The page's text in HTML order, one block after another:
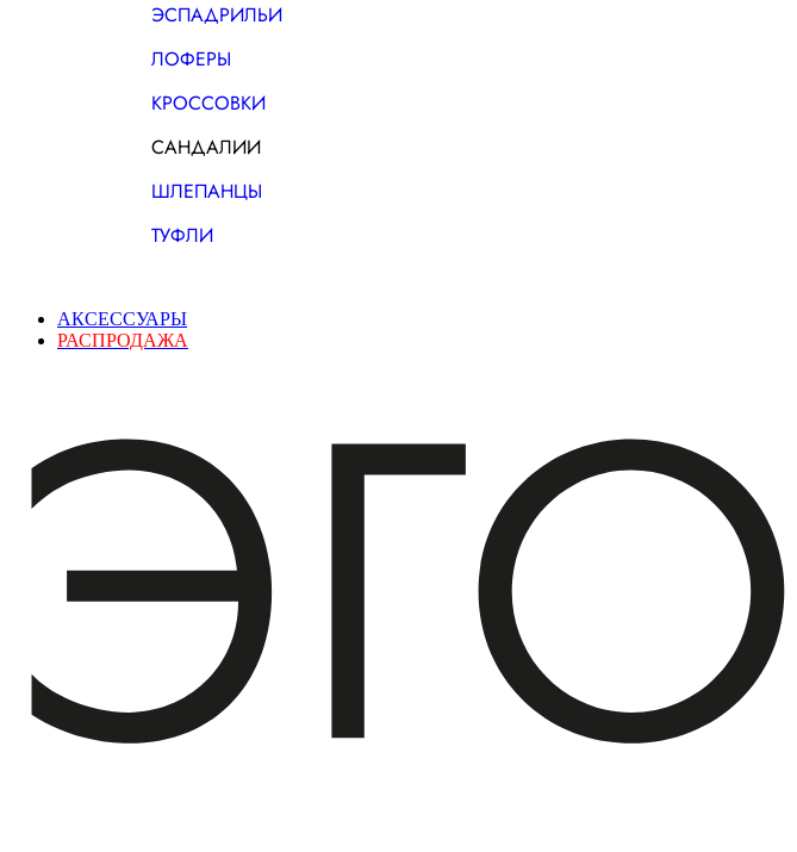
ЭСПАДРИЛЬИ
ЛОФЕРЫ
КРОССОВКИ
САНДАЛИИ
ШЛЕПАНЦЫ
ТУФЛИ
АКСЕССУАРЫ
РАСПРОДАЖА